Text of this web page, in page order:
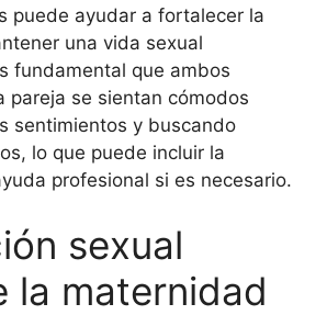
puede ayudar a fortalecer la
una vida sexual
fundamental que ambos
pareja se sientan cómodos
sentimientos y buscando
lo que puede incluir la
profesional si es necesario.
sexual
la maternidad